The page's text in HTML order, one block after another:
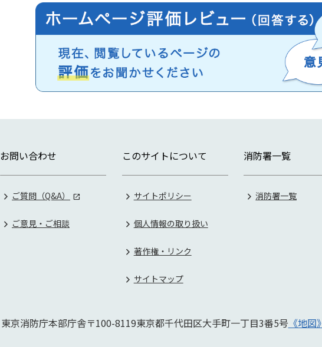
お問い合わせ
ご質問（Q&A）
ご意見・ご相談
このサイトについて
サイトポリシー
個人情報の取り扱い
著作権・リンク
サイトマップ
消防署一覧
消防署一覧
東京消防庁本部庁舎〒100-8119東京都千代田区大手町一丁目3番5号《地図》